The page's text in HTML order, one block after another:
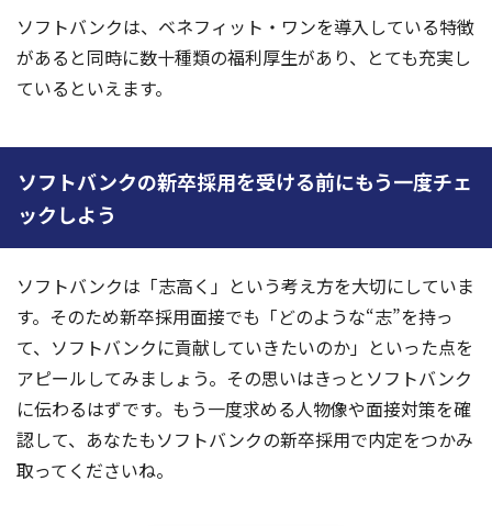
ソフトバンクは、ベネフィット・ワンを導入している特徴
があると同時に数十種類の福利厚生があり、とても充実し
ているといえます。
ソフトバンクの新卒採用を受ける前にもう一度チェ
ックしよう
ソフトバンクは「志高く」という考え方を大切にしていま
す。そのため新卒採用面接でも「どのような“志”を持っ
て、ソフトバンクに貢献していきたいのか」といった点を
アピールしてみましょう。その思いはきっとソフトバンク
に伝わるはずです。もう一度求める人物像や面接対策を確
認して、あなたもソフトバンクの新卒採用で内定をつかみ
取ってくださいね。